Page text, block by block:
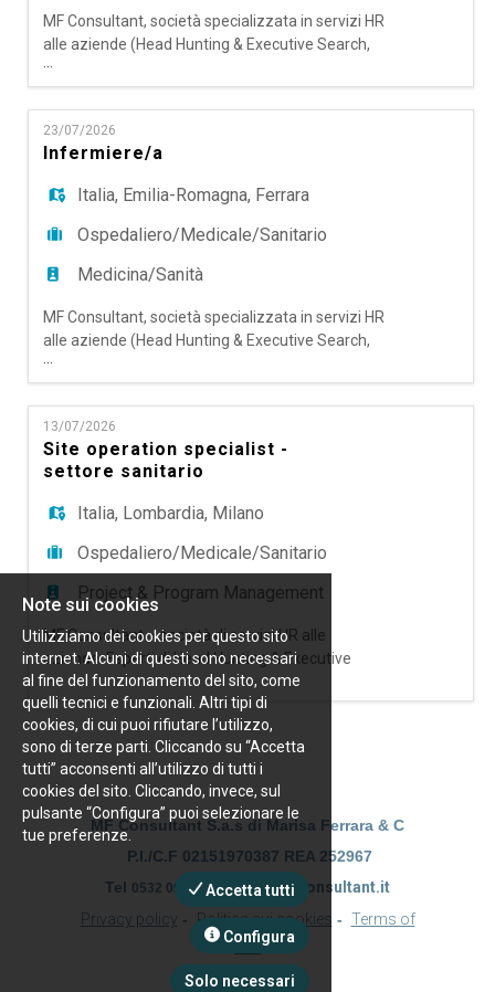
MF Consultant, società specializzata in servizi HR
alle aziende (Head Hunting & Executive Search,
Talent Acquisition Outsourcing & RPO,
Temporary Management e Coaching), ricerca per
un'importante realtà sanitaria non profit
operante nel settore delle Cure Palliative
Domiciliari una figura di Medico per Cure
23/07/2026
Infermiere/a
Italia, Emilia-Romagna, Ferrara
Ospedaliero/Medicale/Sanitario
Medicina/Sanità
MF Consultant, società specializzata in servizi HR
alle aziende (Head Hunting & Executive Search,
Talent Acquisition Outsourcing & RPO,
Temporary Management e Coaching), ricerca per
un'importante realtà sanitaria non profit
operante nel settore delle Cure Palliative
Domiciliari una figura di Infermiere/a, con sede a
Ferrara e Litorale Ferrarese.
13/07/2026
Site operation specialist -
settore sanitario
Italia, Lombardia, Milano
Ospedaliero/Medicale/Sanitario
Project & Program Management
MF Consultant – società di servizi HR alle
aziende. Esperti di Head Hunting & Executive
Search; Talent Acquisition Outsourching e RPO,
Temporary Manager e Coaching & Mentoring,
ricerca per importante cliente settore Sanità
Privata/Convenzionata un Site Operation
Specialist Sede di lavoro: Nord Est Milano Per
un'importante realtà ospedaliera priva
...
MF Consultant S.a.s di Marisa Ferrara & C
P.I./C.F 02151970387 REA 252967
Tel 0532 091344 |info@mfconsultant.it
Privacy policy -Politica sui cookies - Terms of
Use
Note sui cookies
Utilizziamo dei cookies per questo sito
internet. Alcuni di questi sono necessari
al fine del funzionamento del sito, come
quelli tecnici e funzionali. Altri tipi di
cookies, di cui puoi rifiutare l’utilizzo,
sono di terze parti. Cliccando su “Accetta
tutti” acconsenti all’utilizzo di tutti i
cookies del sito. Cliccando, invece, sul
pulsante “Configura” puoi selezionare le
tue preferenze.
Accetta tutti
Configura
Solo necessari